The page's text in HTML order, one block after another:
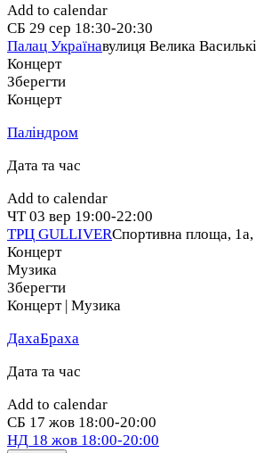
Add to calendar
СБ 29 сер 18:30-20:30
Палац Українавулиця Велика
Концерт
Зберегти
Концерт
Паліндром
Дата та час
Add to calendar
ЧТ 03 вер 19:00-22:00
ТРЦ GULLIVERСпортивна площа, 1a,
Концерт
Музика
Зберегти
Концерт | Музика
ДахаБраха
Дата та час
Add to calendar
СБ 17 жов 18:00-20:00
НД 18 жов 18:00-20:00